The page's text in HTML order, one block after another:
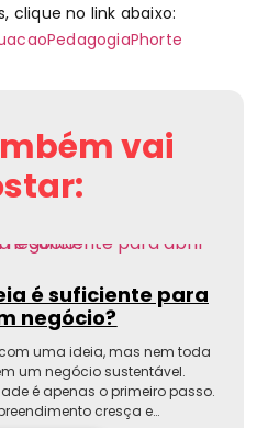
clique no link abaixo:
vai
é suficiente para
negócio?
uma ideia, mas nem toda
um negócio sustentável.
é apenas o primeiro passo.
cresça e…